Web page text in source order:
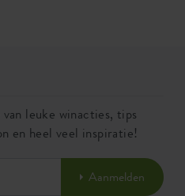
leuke winacties, tips
en heel veel inspiratie!
Aanmelden